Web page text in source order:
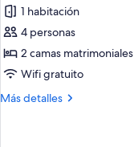
Habitación
Deluxe
con
2
individuales,
1 habitación
4 personas
2 camas matrimoniales
Wifi gratuito
Más detalles
Más